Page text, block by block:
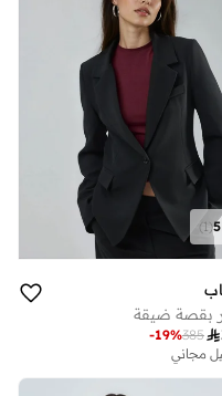
5
(
1
)
بقصة ضيقة

385
-19%
مجاني